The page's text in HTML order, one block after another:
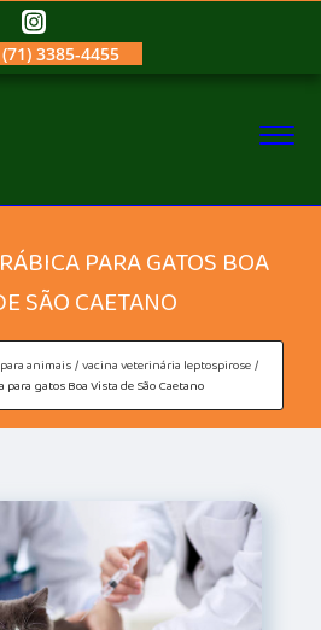
(71) 3385-4455
PARA GATOS BOA
SÃO CAETANO
animais vacina veterinária leptospirose
gatos Boa Vista de São Caetano